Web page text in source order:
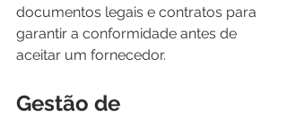
documentos legais e contratos para
garantir a conformidade antes de
aceitar um fornecedor.
Gestão de